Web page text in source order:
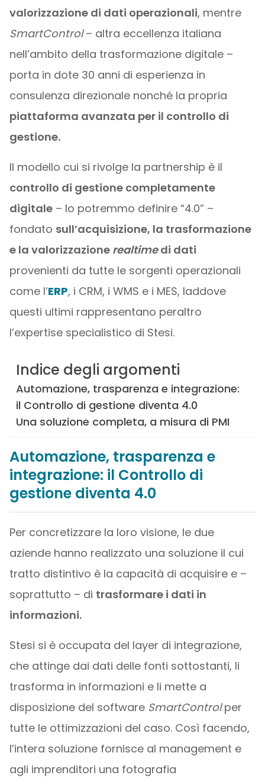
valorizzazione di dati operazionali, mentre
SmartControl– altra eccellenza italiana
nell’ambito della trasformazione digitale –
porta in dote 30 anni di esperienza in
consulenza direzionale nonché la propria
piattaforma avanzata per il controllo di
gestione.
Il modello cui si rivolge la partnership è il
controllo di gestione completamente
digitale– lo potremmo definire “4.0” –
fondato sull’acquisizione, la trasformazione
e la valorizzazione realtimedi dati
provenienti da tutte le sorgenti operazionali
come l’ERP, i CRM, i WMS e i MES, laddove
questi ultimi rappresentano peraltro
l’expertise specialistico di Stesi.
Indice degli argomenti
Automazione, trasparenza e integrazione:
il Controllo di gestione diventa 4.0
Una soluzione completa, a misura di PMI
Automazione, trasparenza e
integrazione: il Controllo di
gestione diventa 4.0
Per concretizzare la loro visione, le due
aziende hanno realizzato una soluzione il cui
tratto distintivo è la capacità di acquisire e –
soprattutto – di trasformare i dati in
informazioni.
Stesi si è occupata del layer di integrazione,
che attinge dai dati delle fonti sottostanti, li
trasforma in informazioni e li mette a
disposizione del software SmartControlper
tutte le ottimizzazioni del caso. Così facendo,
l’intera soluzione fornisce al management e
agli imprenditori una fotografia